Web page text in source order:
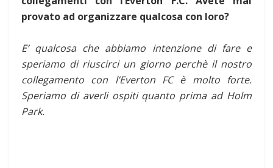
provato ad organizzare qualcosa con loro?
E’ qualcosa che abbiamo intenzione di fare e
speriamo di riuscirci un giorno perchè il nostro
collegamento con l’Everton FC è molto forte.
Speriamo di averli ospiti quanto prima ad Holm
Park.